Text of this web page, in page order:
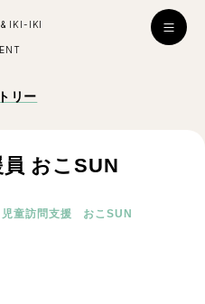
IKI-IKI
プレゼント！
リー
員 おこSUN
児童訪問支援 おこSUN